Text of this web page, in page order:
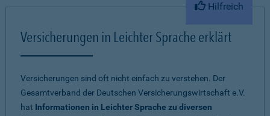
Hilfreich
Versicherungen in Leichter Sprache erklärt
Versicherungen sind oft nicht einfach zu verstehen. Der
Gesamtverband der Deutschen Versicherungswirtschaft e.V.
hat Informationen in Leichter Sprache zu diversen